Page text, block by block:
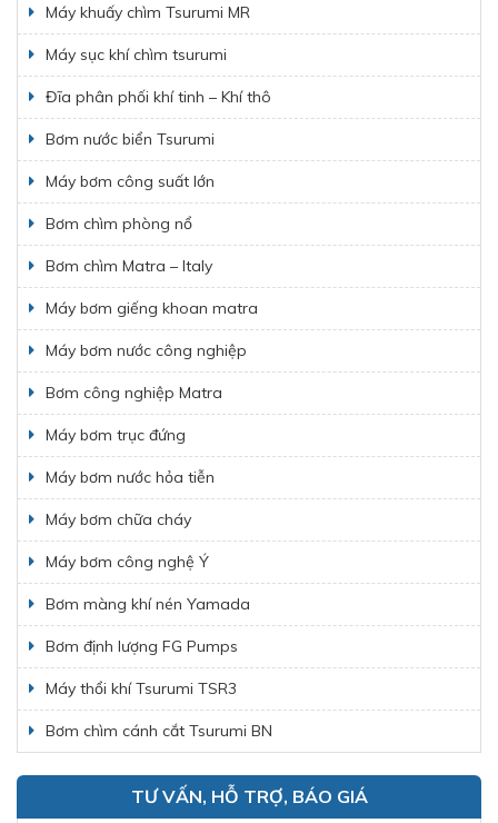
Máy khuấy chìm Tsurumi MR
Máy sục khí chìm tsurumi
Đĩa phân phối khí tinh – Khí thô
Bơm nước biển Tsurumi
Máy bơm công suất lớn
Bơm chìm phòng nổ
Bơm chìm Matra – Italy
Máy bơm giếng khoan matra
Máy bơm nước công nghiệp
Bơm công nghiệp Matra
Máy bơm trục đứng
Máy bơm nước hỏa tiễn
Máy bơm chữa cháy
Máy bơm công nghệ Ý
Bơm màng khí nén Yamada
Bơm định lượng FG Pumps
Máy thổi khí Tsurumi TSR3
Bơm chìm cánh cắt Tsurumi BN
TƯ VẤN, HỖ TRỢ, BÁO GIÁ